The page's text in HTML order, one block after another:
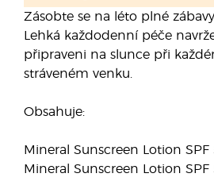
Zásobte se na léto plné
Lehká každodenní péče
připraveni na slunce při
stráveném venku.
Obsahuje:
Mineral Sunscreen Lotion SPF
Mineral Sunscreen Lotion SPF